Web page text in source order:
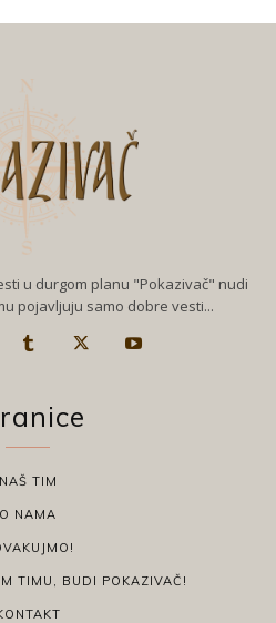
u durgom planu "Pokazivač" nudi
pojavljuju samo dobre vesti...
NAŠ TIM
O NAMA
TIMU, BUDI POKAZIVAČ!